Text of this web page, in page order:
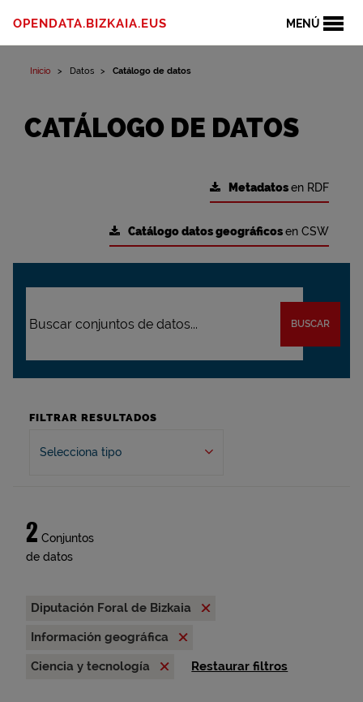
MENÚ
OPENDATA.BIZKAIA.EUS
Inicio Datos Catálogo de datos
CATÁLOGO DE DATOS
Metadatosen RDF
Catálogo datos geográficosen CSW
BUSCAR
FILTRAR RESULTADOS
Selecciona tipo
2 Conjuntos
de datos
Diputación Foral de Bizkaia
Información geográfica
Ciencia y tecnología
Restaurar filtros